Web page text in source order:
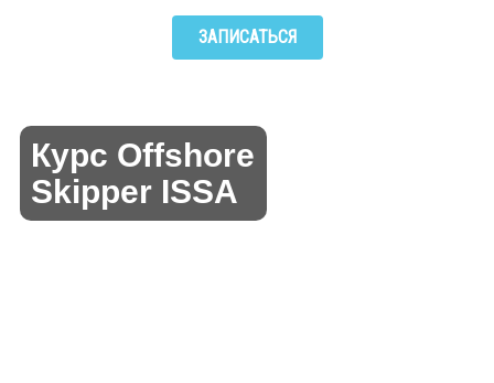
ЗАПИСАТЬСЯ
Курс Offshore
Skipper ISSA